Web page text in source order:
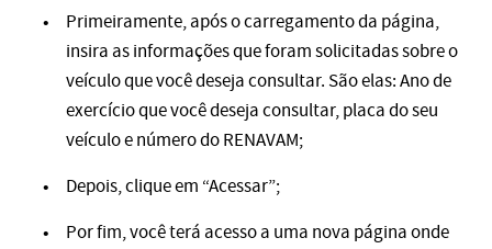
Primeiramente, após o carregamento da página,
insira as informações que foram solicitadas sobre o
veículo que você deseja consultar. São elas: Ano de
exercício que você deseja consultar, placa do seu
veículo e número do RENAVAM;
Depois, clique em “Acessar”;
Por fim, você terá acesso a uma nova página onde